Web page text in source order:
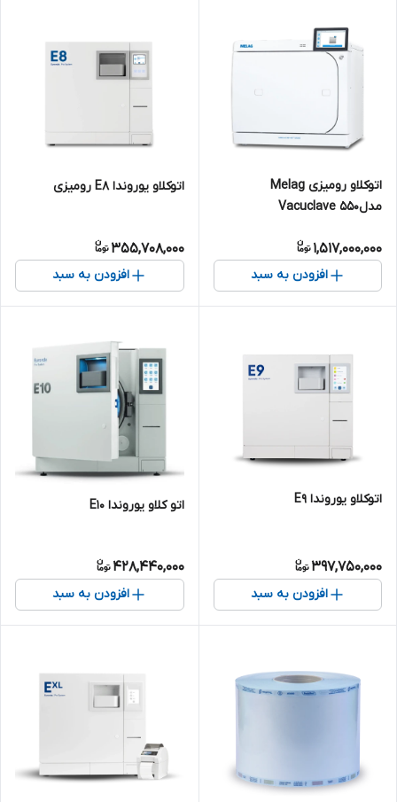
اتوکلاو رومیزی Melag
مدلVacuclave 550
1,517,000,000
افزودن به سبد
اتوکلاو یوروندا E8 رومیزی
355,708,000
افزودن به سبد
اتوکلاو یوروندا E9
397,750,000
افزودن به سبد
اتو کلاو یوروندا E10
428,440,000
افزودن به سبد